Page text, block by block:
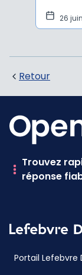
26
Retour
Trouvez
réponse
Portail Lefebvre